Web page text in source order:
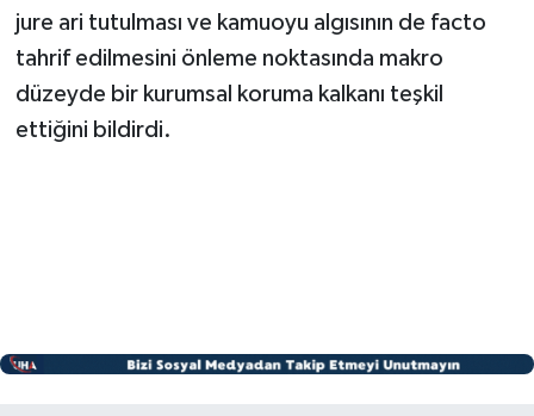
jure ari tutulması ve kamuoyu algısının de facto
tahrif edilmesini önleme noktasında makro
düzeyde bir kurumsal koruma kalkanı teşkil
ettiğini bildirdi.